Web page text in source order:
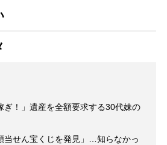
ぎ！」遺産を全額要求する30代妹の
当せん宝くじを発見」…知らなかっ